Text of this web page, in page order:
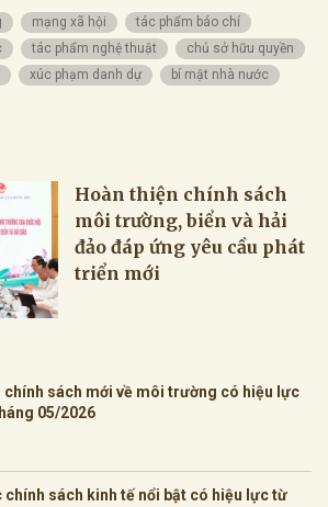
mạng xã hội
tác phẩm báo chí
tác phẩm nghệ thuật
chủ sở hữu quyền
xúc phạm danh dự
bí mật nhà nước
Hoàn thiện chính sách
môi trường, biển và hải
đảo đáp ứng yêu cầu phát
triển mới
chính sách mới về môi trường có hiệu lực
05/2026
chính sách kinh tế nổi bật có hiệu lực từ